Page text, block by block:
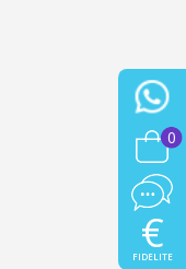
0
€
FIDELITE